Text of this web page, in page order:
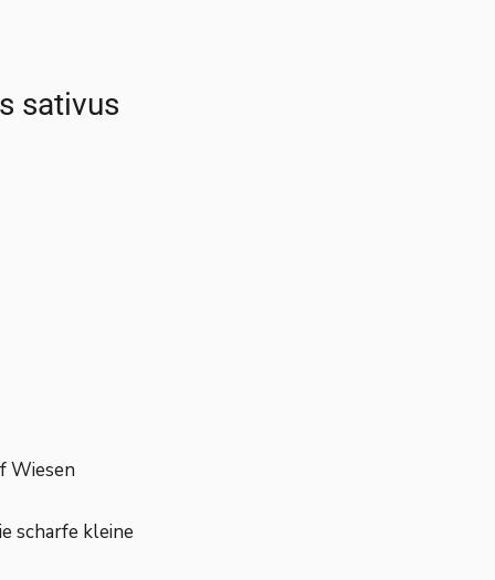
sativus
Wiesen
scharfe kleine